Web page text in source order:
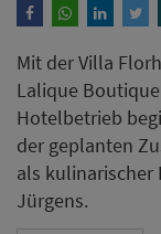
Mit der Villa
Lalique
Hotelbetrieb
der geplanten
als kulinarischer
Jürgens.